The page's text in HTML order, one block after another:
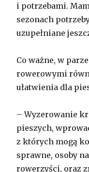
i potrzebami.
sezonach
uzupełniane
Co ważne, w
rowerowymi
ułatwienia dla
– Wyzerowanie
pieszych,
z których mogą
sprawne, osoby
rowerzyści, oraz